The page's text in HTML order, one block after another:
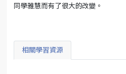
同學雅慧而有了很大的改變。
相關學習資源